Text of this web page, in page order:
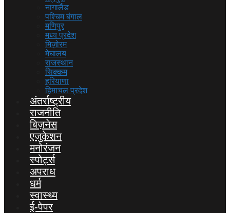
नागालैंड
पश्चिम बंगाल
मणिपुर
मध्य प्रदेश
मिज़ोरम
मेघालय
राजस्थान
सिक्कम
हरियाणा
हिमाचल प्रदेश
अंतर्राष्ट्रीय
राजनीति
बिज़नेस
एजुकेशन
मनोरंजन
स्पोर्ट्स
अपराध
धर्म
स्वास्थ्य
ई-पेपर